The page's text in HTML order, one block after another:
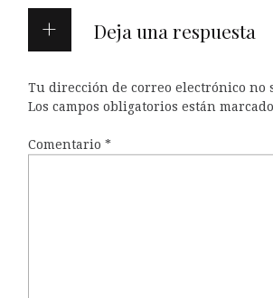
Deja una respuesta
Tu dirección de correo electrónico no
Los campos obligatorios están
Comentario *